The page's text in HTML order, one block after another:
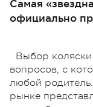
Самая
официально
Выбор
вопросов, с
любой
рынке